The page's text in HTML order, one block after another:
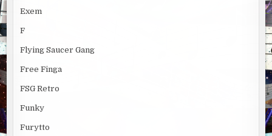
Exem
F
Flying Saucer Gang
Free Finga
FSG Retro
Funky
Furytto